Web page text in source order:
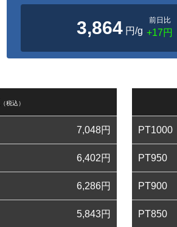
3,864 円/g
前日比
+17円
（税込）
7,048円
6,402円
6,286円
5,843円
PT1000
PT950
PT900
PT850